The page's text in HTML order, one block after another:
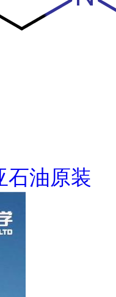
石油原装